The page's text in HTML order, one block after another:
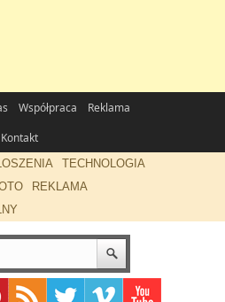
Współpraca
Reklama
Kontakt
TECHNOLOGIA
REKLAMA